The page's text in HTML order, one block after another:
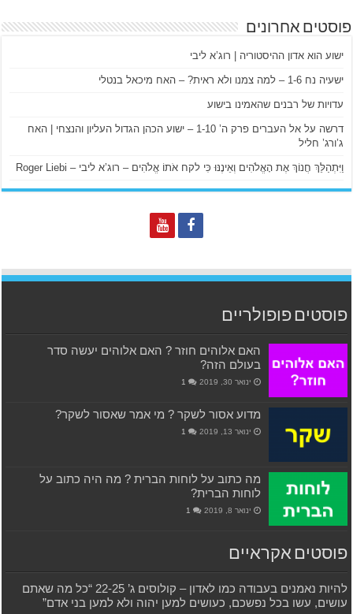
פוסטים אחרונים
ישוע הוא אדון ההיסטוריה | רוג’א ליבי
ישעיה נח 1-6 – למה צמנו ולא ראית? – האח מיכאל בנטלי
עדויות של רבנים שהאמינו בישוע
דרשה על אל העברים פרק ה’ 1-10 – ישוע הכהן הגדול העליון והנצחי | האח
ג’ורג’ חליל
וַיִּתְהַלֵּךְ חֲנוֹךְ אֶת הָאֱלֹהִים וְאֵינֶנּוּ כִּי לקח אֹתוֹ אֱלֹהִים – רוג’א ליבי – Roger Liebi
פוסטים פופולריים
האם אלוהים חוזר ? האם אלוהים יעשה סדר
בעולם הזה?
ינואר 30, 2019 1
מדוע אסור לשקר ? מי אמר שאסור לשקר?
ינואר 13, 2019 1
מה כתוב על לוחות הברית ? מה היה כתוב על
לוחות הברית?
ינואר 8, 2019 1
פוסטים אקראיים
להיות נאמנים בעבודה כמו לאדון – קולוסים ג’ 22-25 “כל מה שאתם
עושים, עשו בכל נפשכם, כעושים למען יהוה ולא למען בני אדם”